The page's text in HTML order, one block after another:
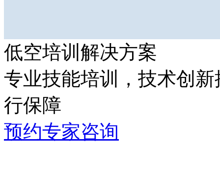
低空培训解决方案
专业技能培训，技术创新
行保障
预约专家咨询